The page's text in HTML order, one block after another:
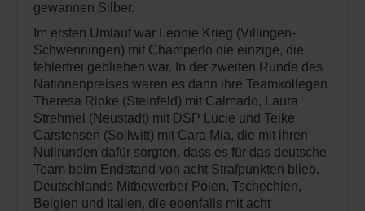
gewannen Silber.
Im ersten Umlauf war Leonie Krieg (Villingen-
Schwenningen) mit Champerlo die einzige, die
fehlerfrei geblieben war. In der zweiten Runde des
Nationenpreises waren es dann ihre Teamkollegen
Theresa Ripke (Steinfeld) mit Calmado, Laura
Strehmel (Neustadt) mit DSP Lucie und Teike
Carstensen (Sollwitt) mit Cara Mia, die mit ihren
Nullrunden dafür sorgten, dass es für das deutsche
Team beim Endstand von acht Strafpunkten blieb.
Deutschlands Mitbewerber Polen, Tschechien,
Belgien und Italien, die ebenfalls mit acht